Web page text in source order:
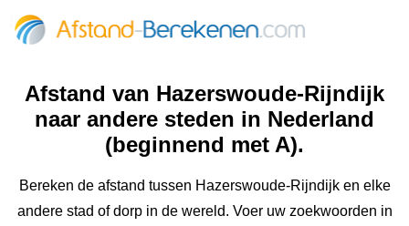
Afstand van Hazerswoude-Rijndijk
naar andere steden in Nederland
(beginnend met A).
Bereken de afstand tussen Hazerswoude-Rijndijk en elke
andere stad of dorp in de wereld. Voer uw zoekwoorden in